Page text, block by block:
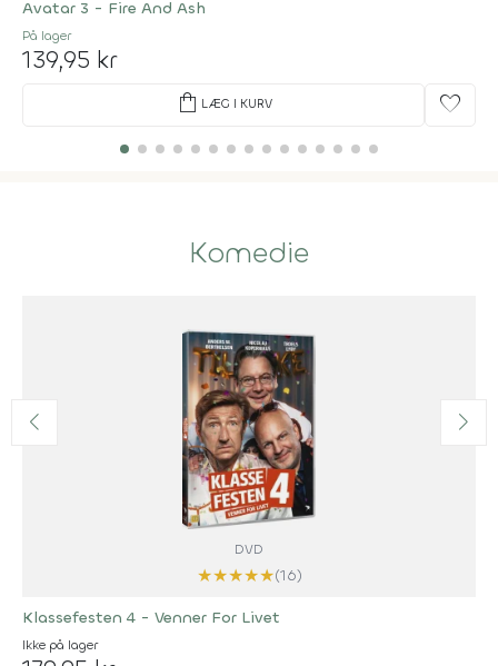
Avatar 3 - Fire And Ash
På lager
139,95 kr
shopping_bag LÆG I KURV favorite
Komedie
DVD
★★★★★(16)
Klassefesten 4 - Venner For Livet
Ikke på lager